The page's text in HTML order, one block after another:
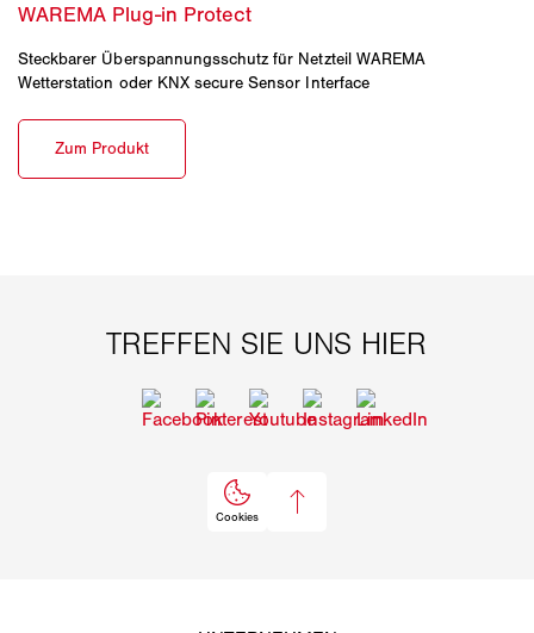
Steckbarer Überspannungsschutz für Netzteil WAREMA
Wetterstation oder KNX secure Sensor Interface